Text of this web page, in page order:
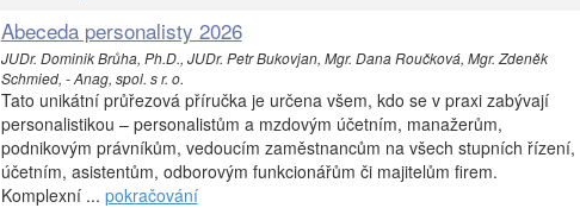
Abeceda personalisty 2026
JUDr. Dominik Brůha, Ph.D., JUDr. Petr Bukovjan, Mgr. Dana Roučková, Mgr. Zdeněk
Schmied, - Anag, spol. s r. o.
Tato unikátní průřezová příručka je určena všem, kdo se v praxi zabývají
personalistikou – personalistům a mzdovým účetním, manažerům,
podnikovým právníkům, vedoucím zaměstnancům na všech stupních řízení,
účetním, asistentům, odborovým funkcionářům či majitelům firem.
Komplexní ... pokračování